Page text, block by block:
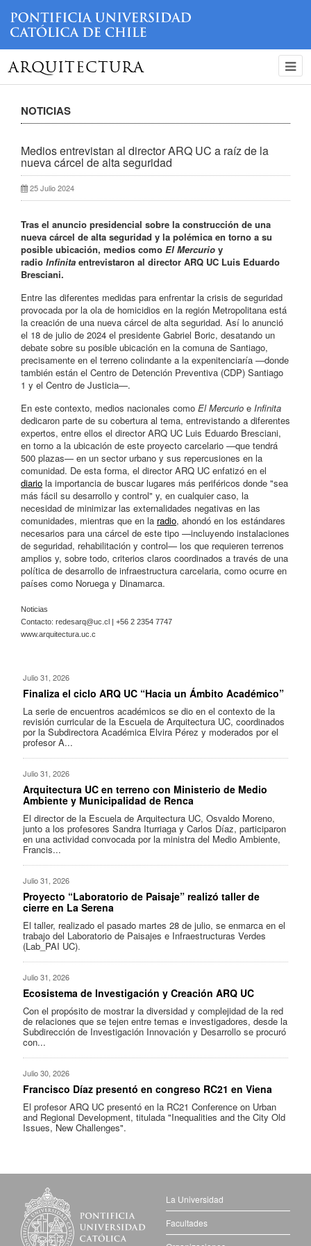
ARQUITECTURA
NOTICIAS
Medios entrevistan al director ARQ UC a raíz de la
nueva cárcel de alta seguridad
25 Julio 2024
Tras el anuncio presidencial sobre la construcción de una
nueva cárcel de alta seguridad y la polémica en torno a su
posible ubicación, medios como El Mercurio y
radio Infinita entrevistaron al director ARQ UC Luis Eduardo
Bresciani.
Entre las diferentes medidas para enfrentar la crisis de seguridad
provocada por la ola de homicidios en la región Metropolitana está
la creación de una nueva cárcel de alta seguridad. Así lo anunció
el 18 de julio de 2024 el presidente Gabriel Boric, desatando un
debate sobre su posible ubicación en la comuna de Santiago,
precisamente en el terreno colindante a la expenitenciaría —donde
también están el Centro de Detención Preventiva (CDP) Santiago
1 y el Centro de Justicia—.
En este contexto, medios nacionales como El Mercurio e Infinita
dedicaron parte de su cobertura al tema, entrevistando a diferentes
expertos, entre ellos el director ARQ UC Luis Eduardo Bresciani,
en torno a la ubicación de este proyecto carcelario —que tendrá
500 plazas— en un sector urbano y sus repercusiones en la
comunidad. De esta forma, el director ARQ UC enfatizó en el
diario la importancia de buscar lugares más periféricos donde "sea
más fácil su desarrollo y control" y, en cualquier caso, la
necesidad de minimizar las externalidades negativas en las
comunidades, mientras que en la radio, ahondó en los estándares
necesarios para una cárcel de este tipo —incluyendo instalaciones
de seguridad, rehabilitación y control— los que requieren terrenos
amplios y, sobre todo, criterios claros coordinados a través de una
política de desarrollo de infraestructura carcelaria, como ocurre en
países como Noruega y Dinamarca.
Noticias
Contacto: redesarq@uc.cl | +56 2 2354 7747
www.arquitectura.uc.c
Julio 31, 2026
Finaliza el ciclo ARQ UC “Hacia un Ámbito Académico”
La serie de encuentros académicos se dio en el contexto de la
revisión curricular de la Escuela de Arquitectura UC, coordinados
por la Subdirectora Académica Elvira Pérez y moderados por el
profesor A...
Julio 31, 2026
Arquitectura UC en terreno con Ministerio de Medio
Ambiente y Municipalidad de Renca
El director de la Escuela de Arquitectura UC, Osvaldo Moreno,
junto a los profesores Sandra Iturriaga y Carlos Díaz, participaron
en una actividad convocada por la ministra del Medio Ambiente,
Francis...
Julio 31, 2026
Proyecto “Laboratorio de Paisaje” realizó taller de
cierre en La Serena
El taller, realizado el pasado martes 28 de julio, se enmarca en el
trabajo del Laboratorio de Paisajes e Infraestructuras Verdes
(Lab_PAI UC).
Julio 31, 2026
Ecosistema de Investigación y Creación ARQ UC
Con el propósito de mostrar la diversidad y complejidad de la red
de relaciones que se tejen entre temas e investigadores, desde la
Subdirección de Investigación Innovación y Desarrollo se procuró
con...
Julio 30, 2026
Francisco Díaz presentó en congreso RC21 en Viena
El profesor ARQ UC presentó en la RC21 Conference on Urban
and Regional Development, titulada "Inequalities and the City Old
Issues, New Challenges".
La Universidad
Facultades